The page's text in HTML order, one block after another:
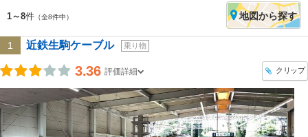
1～8件 （全8件中） 地図から探す
1 近鉄生駒ケーブル 乗り物
3.36 評価詳細 クリップ